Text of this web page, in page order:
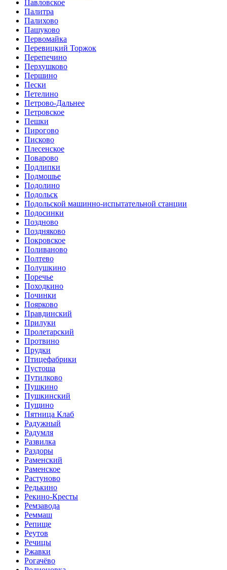
Павловское
Палитра
Палихово
Пашуково
Первомайка
Перевицкий Торжок
Перепечино
Перхушково
Першино
Пески
Петелино
Петрово-Дальнее
Петровское
Пешки
Пирогово
Писково
Плесенское
Поварово
Подлипки
Подмошье
Подолино
Подольск
Подольской машинно-испытательной станции
Подосинки
Поздново
Поздняково
Покровское
Поливаново
Полтево
Полушкино
Поречье
Походкино
Починки
Поярково
Правдинский
Прилуки
Пролетарский
Протвино
Прудки
Птицефабрики
Пустоша
Путилково
Пушкино
Пушкинский
Пущино
Пятница Клаб
Радужный
Радумля
Развилка
Раздоры
Раменский
Раменское
Растуново
Редькино
Рекино-Кресты
Ремзавода
Реммаш
Репище
Реутов
Речицы
Ржавки
Рогачёво